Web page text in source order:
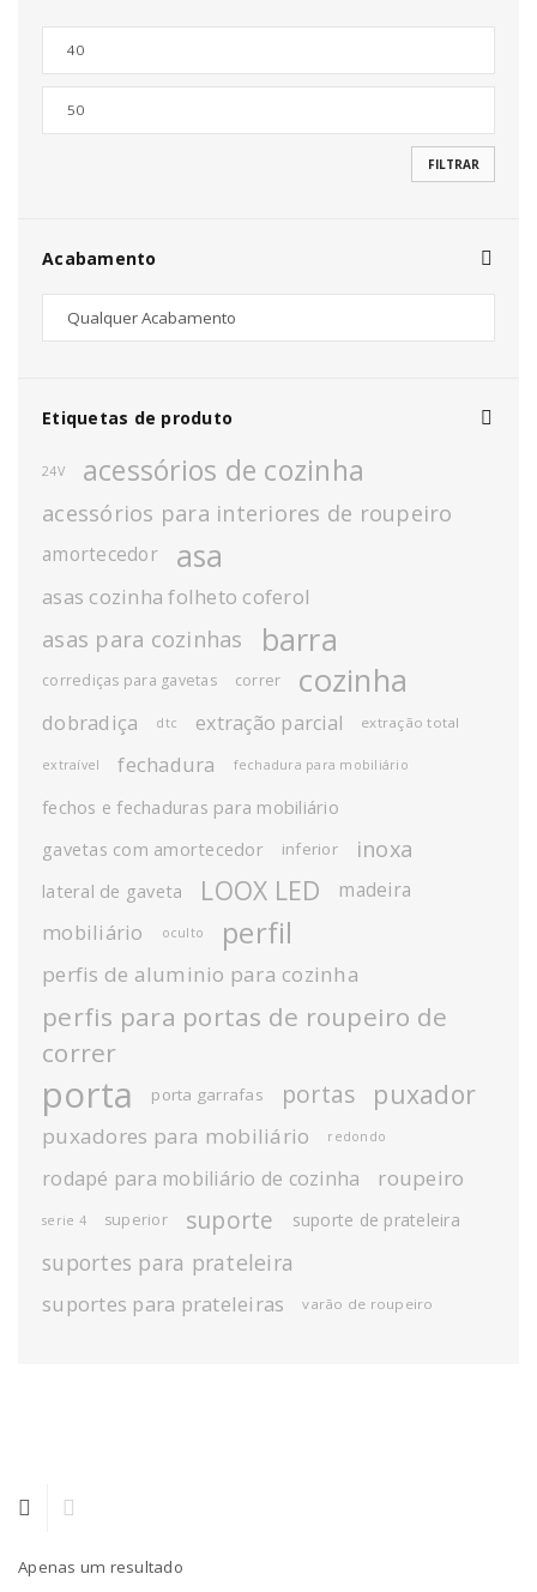
FILTRAR
Acabamento
Etiquetas de produto
24V acessórios de cozinha
acessórios para interiores de roupeiro
amortecedor asa
asas cozinha folheto coferol
asas para cozinhas barra
corrediças para gavetas correr cozinha
dobradiça dtc extração parcial extração total
extraível fechadura fechadura para mobiliário
fechos e fechaduras para mobiliário
gavetas com amortecedor
inferior inoxa
lateral de gaveta LOOX LED madeira
mobiliário oculto perfil
perfis de aluminio para cozinha
perfis para portas de roupeiro de
correr
porta porta garrafas portas puxador
puxadores para mobiliário redondo
rodapé para mobiliário de cozinha roupeiro
serie 4 superior suporte suporte de prateleira
suportes para prateleira
suportes para prateleiras varão de roupeiro
Apenas um resultado